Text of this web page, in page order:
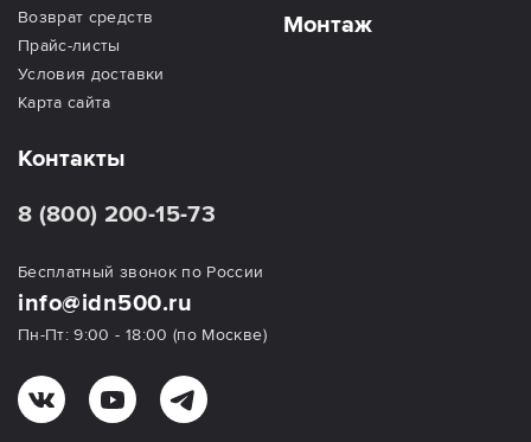
Возврат средств
Прайс-листы
Условия доставки
Карта сайта
Монтаж
Контакты
8 (800) 200-15-73
Бесплатный звонок по России
info@idn500.ru
Пн-Пт: 9:00 - 18:00 (по Москве)